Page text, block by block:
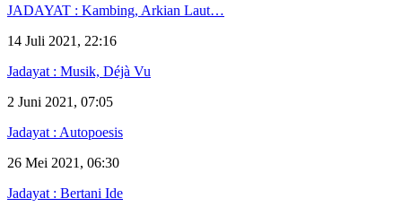
JADAYAT : Kambing, Arkian Laut…
14 Juli 2021, 22:16
Jadayat : Musik, Déjà Vu
2 Juni 2021, 07:05
Jadayat : Autopoesis
26 Mei 2021, 06:30
Jadayat : Bertani Ide